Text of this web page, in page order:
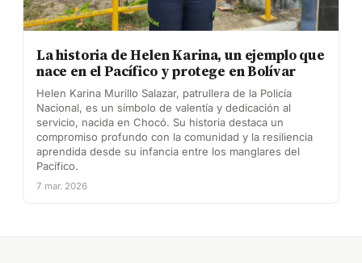
La historia de Helen Karina, un ejemplo que
nace en el Pacífico y protege en Bolívar
Helen Karina Murillo Salazar, patrullera de la Policía
Nacional, es un símbolo de valentía y dedicación al
servicio, nacida en Chocó. Su historia destaca un
compromiso profundo con la comunidad y la resiliencia
aprendida desde su infancia entre los manglares del
Pacífico.
7 mar. 2026